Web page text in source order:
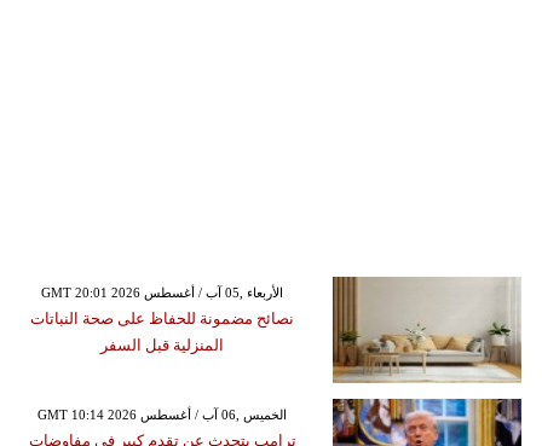
GMT 20:01 2026 الأربعاء ,05 آب / أغسطس
نصائح مضمونة للحفاظ على صحة النباتات
المنزلية قبل السفر
GMT 10:14 2026 الخميس ,06 آب / أغسطس
ترامب يتحدث عن تقدم كبير في مفاوضات